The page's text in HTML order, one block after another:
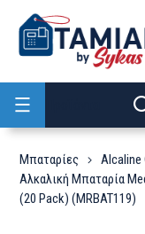
Μπαταρίες
Alcaline
Αλκαλική Μπαταρία
(20 Pack) (MRBAT119)